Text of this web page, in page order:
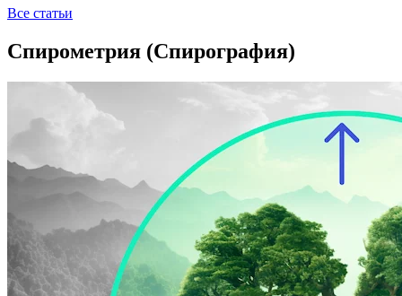
Все статьи
Спирометрия (Спирография)